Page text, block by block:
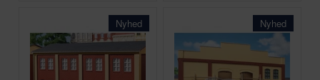
Nyhed Nyhed